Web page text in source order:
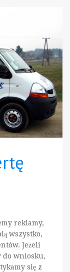
reklamy,
wszystko,
Jeżeli
do wniosku,
się z